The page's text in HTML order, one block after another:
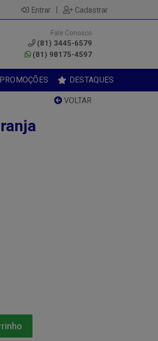
Entrar | Cadastrar
Fale Conosco
(81) 3445-6579
(81) 98175-4597
PROMOÇÕES DESTAQUES
VOLTAR